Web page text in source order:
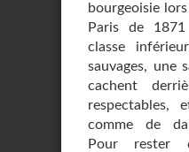
bourgeoisie
Paris de
classe
sauvages, une
cachent
respectables,
comme de
Pour rester